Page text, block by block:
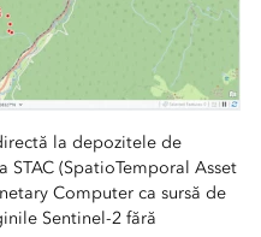
în care
la depozitele de
(SpatioTemporal Asset
Computer ca sursă de
Sentinel-2 fără